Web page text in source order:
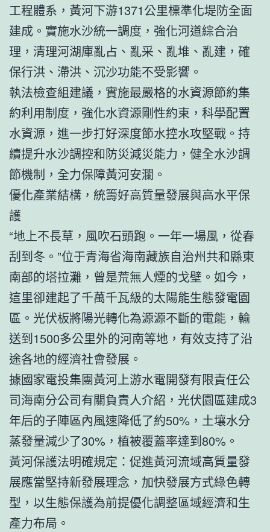
工程體系，黃河下游1371公里標準化堤防全面
建成。實施水沙統一調度，強化河道綜合治
理，清理河湖庫亂占、亂采、亂堆、亂建，確
保行洪、滯洪、沉沙功能不受影響。
執法檢查組建議，實施最嚴格的水資源節約集
約利用制度，強化水資源剛性約束，科學配置
水資源，進一步打好深度節水控水攻堅戰。持
續提升水沙調控和防災減災能力，健全水沙調
節機制，全力保障黃河安瀾。
優化產業結構，統籌好高質量發展與高水平保
護
“地上不長草，風吹石頭跑。一年一場風，從春
刮到冬。”位于青海省海南藏族自治州共和縣東
南部的塔拉灘，曾是荒無人煙的戈壁。如今，
這里卻建起了千萬千瓦級的太陽能生態發電園
區。光伏板將陽光轉化為源源不斷的電能，輸
送到1500多公里外的河南等地，有效支持了沿
途各地的經濟社會發展。
據國家電投集團黃河上游水電開發有限責任公
司海南分公司有關負責人介紹，光伏園區建成3
年后的子陣區內風速降低了約50%，土壤水分
蒸發量減少了30%，植被覆蓋率達到80%。
黃河保護法明確規定：促進黃河流域高質量發
展應當堅持新發展理念，加快發展方式綠色轉
型，以生態保護為前提優化調整區域經濟和生
產力布局。